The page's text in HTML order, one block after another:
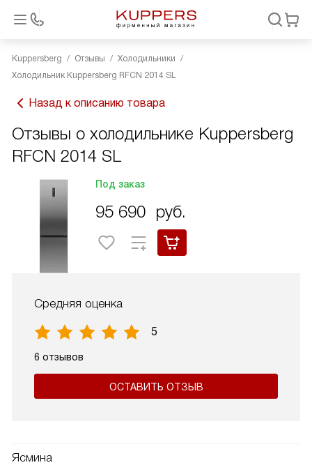
Kuppersberg Отзывы
Холодильники
Холодильник Kuppersberg RFCN 2014 SL
Назад к описанию товара
Отзывы о холодильнике Kuppersberg
RFCN 2014 SL
Под заказ
95 690 руб.
Средняя оценка
5
6 отзывов
ОСТАВИТЬ ОТЗЫВ
Ясмина